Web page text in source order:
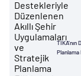
TİKA’nın
Planlama